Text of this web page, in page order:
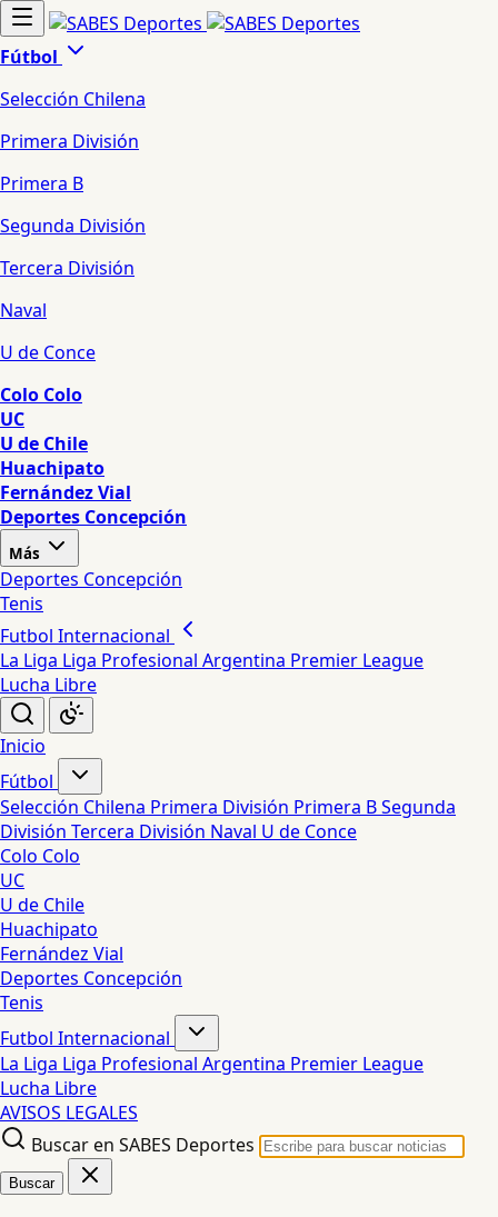
Fútbol
Selección Chilena
Primera División
Primera B
Segunda División
Tercera División
Naval
U de Conce
Colo Colo
UC
U de Chile
Huachipato
Fernández Vial
Deportes Concepción
Más
Deportes Concepción
Tenis
Futbol Internacional
La Liga Liga Profesional Argentina Premier League
Lucha Libre
Inicio
Fútbol
Selección Chilena Primera División Primera BSegunda
División Tercera División Naval U de Conce
Colo Colo
UC
U de Chile
Huachipato
Fernández Vial
Deportes Concepción
Tenis
Futbol Internacional
La Liga Liga Profesional Argentina Premier League
Lucha Libre
AVISOS LEGALES
Buscar en SABES Deportes
Buscar